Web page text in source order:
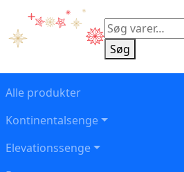
Søg
efter:
Søg
Alle produkter
Kontinentalsenge
Elevationssenge